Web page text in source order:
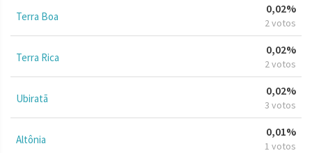
Terra Boa
0,02%
2 votos
Terra Rica
0,02%
2 votos
Ubiratã
0,02%
3 votos
Altônia
0,01%
1 votos